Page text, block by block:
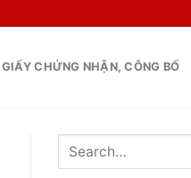
GIẤY CHỨNG NHẬN, CÔNG BỐ